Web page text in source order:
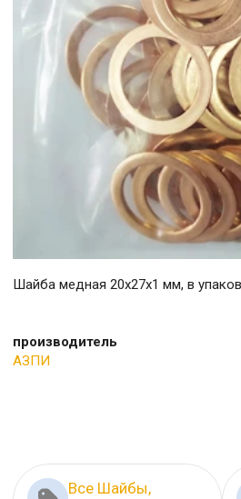
Шайба медная 20х27х1 мм, в
производитель
АЗПИ
Все Шайбы,